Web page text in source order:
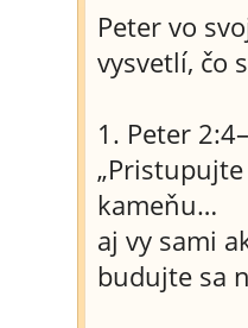
Peter vo
vysvetlí, čo
1. Peter
kameňu…
aj vy sami
budujte sa